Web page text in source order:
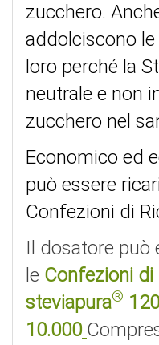
zucchero.
addolciscono
loro perché la
neutrale e non
zucchero nel
Economico ed
può essere
Confezioni di
Il dosatore può
le Confezioni di
steviapura®
10.000